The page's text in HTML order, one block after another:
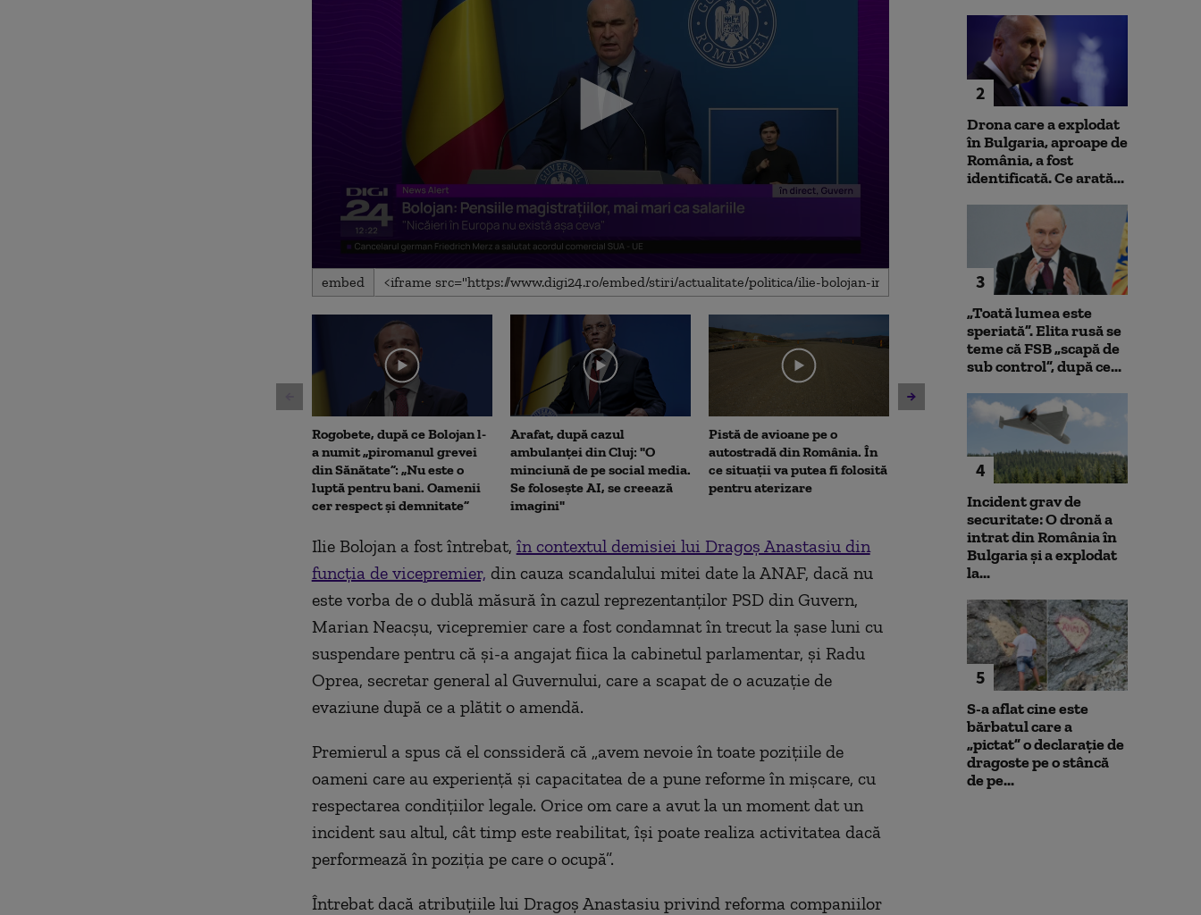
0
seconds
42
Volume
90%
embed
Rogobete, după ce Bolojan l-
a numit „piromanul grevei
din Sănătate”: „Nu este o
luptă pentru bani. Oamenii
cer respect și demnitate”
Arafat, după cazul
ambulanței din Cluj: "O
minciună de pe social media.
Se folosește AI, se creează
imagini"
Pistă de avioane pe o
autostradă din România. În
ce situații va putea fi folosită
pentru aterizare
Bebeluș de 11 luni, surprins
următoarele
Ilie Bolojan a fost întrebat, în contextul demisiei lui Dragoș Anastasiu din
funcția de vicepremier, din cauza scandalului mitei date la ANAF, dacă nu
este vorba de o dublă măsură în cazul reprezentanților PSD din Guvern,
Marian Neacșu, vicepremier care a fost condamnat în trecut la șase luni cu
suspendare pentru că și-a angajat fiica la cabinetul parlamentar, și Radu
Oprea, secretar general al Guvernului, care a scapat de o acuzație de
evaziune după ce a plătit o amendă.
Premierul a spus că el conssideră că „avem nevoie în toate pozițiile de
oameni care au experiență și capacitatea de a pune reforme în mișcare, cu
respectarea condițiilor legale. Orice om care a avut la un moment dat un
incident sau altul, cât timp este reabilitat, își poate realiza activitatea dacă
performează în poziția pe care o ocupă”.
Întrebat dacă atribuțiile lui Dragoș Anastasiu privind reforma companiilor
2
Drona care a explodat
în Bulgaria, aproape de
România, a fost
identificată. Ce arată...
3
„Toată lumea este
speriată”. Elita rusă se
teme că FSB „scapă de
sub control”, după ce...
4
Incident grav de
securitate: O dronă a
intrat din România în
Bulgaria şi a explodat
la...
5
S-a aflat cine este
bărbatul care a
„pictat” o declarație de
dragoste pe o stâncă
de pe...